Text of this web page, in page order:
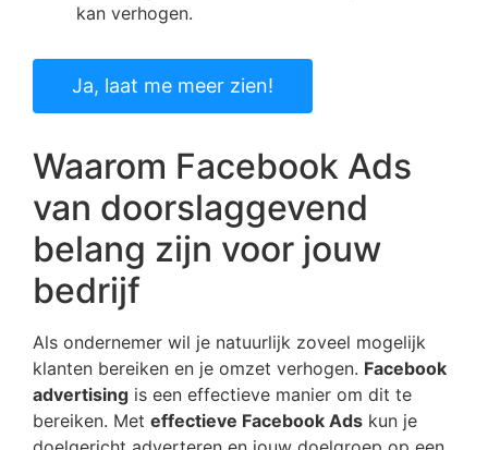
kan verhogen.
Ja, laat me meer zien!
Waarom Facebook Ads
van doorslaggevend
belang zijn voor jouw
bedrijf
Als ondernemer wil je natuurlijk zoveel mogelijk
klanten bereiken en je omzet verhogen. Facebook
advertising is een effectieve manier om dit te
bereiken. Met effectieve Facebook Ads kun je